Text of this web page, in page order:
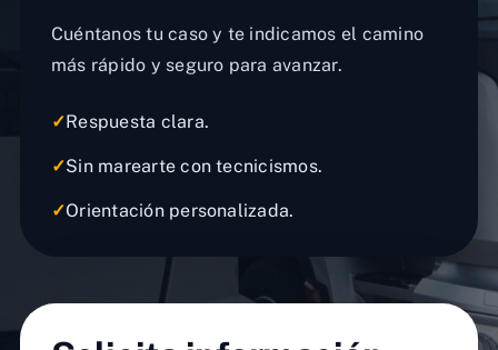
Cuéntanos tu caso y te indicamos el camino
más rápido y seguro para avanzar.
✓Respuesta clara.
✓Sin marearte con tecnicismos.
✓Orientación personalizada.